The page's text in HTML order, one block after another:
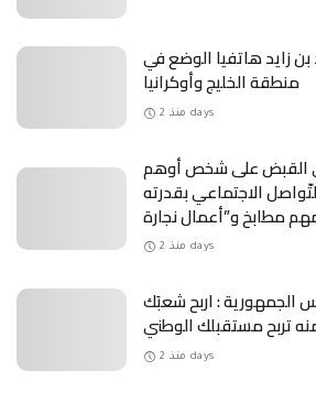
زايد هاتفيا الوضع في
منطقة الخليج وأوكرانيا
منذ 2 days
القبض على شخص أوهم
الاجتماعي بقدرته
منذ 2 days
الجمهورية : اربح شعبَك
تربح مستقبلك الوطني
منذ 2 days